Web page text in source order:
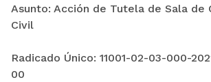
Asunto: Acción de Tutela de Sala de
Civil
Radicado Único: 11001-02-03-000-
00